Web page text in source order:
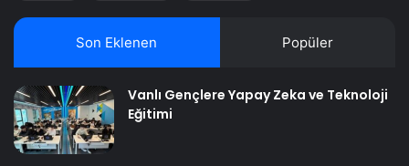
Son Eklenen Popüler
Vanlı Gençlere Yapay Zeka ve Teknoloji
Eğitimi